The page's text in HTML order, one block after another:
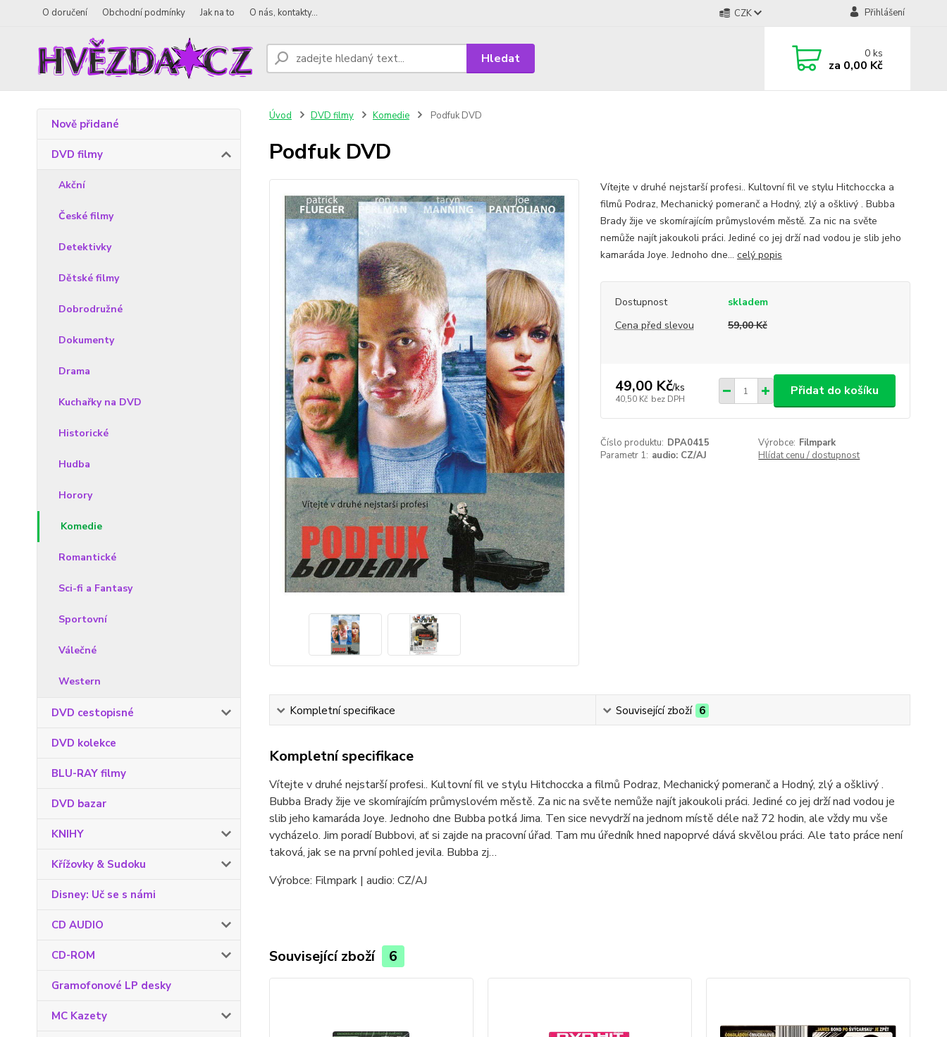
O doručení Obchodní podmínky Jak na to O nás, kontakty... CZK Přihlášení
Hledat 0ks
za 0,00 Kč
Nově přidané
DVD filmy
Akční
České filmy
Detektivky
Dětské filmy
Dobrodružné
Dokumenty
Drama
Kuchařky na DVD
Historické
Hudba
Horory
Komedie
Romantické
Sci-fi a Fantasy
Sportovní
Válečné
Western
DVD cestopisné
DVD kolekce
BLU-RAY filmy
DVD bazar
KNIHY
Křížovky & Sudoku
Disney: Uč se s námi
CD AUDIO
CD-ROM
Gramofonové LP desky
MC Kazety
Úvod DVD filmy Komedie Podfuk DVD
Podfuk DVD
Vítejte v druhé nejstarší profesi.. Kultovní fil ve stylu Hitchoccka a
filmů Podraz, Mechanický pomeranč a Hodný, zlý a ošklivý . Bubba
Brady žije ve skomírajícím průmyslovém městě. Za nic na světe
nemůže najít jakoukoli práci. Jediné co jej drží nad vodou je slib jeho
kamaráda Joye. Jednoho dne... celý popis
Dostupnost
skladem
Cena před slevou
59,00 Kč
49,00 Kč/ks
40,50 Kč bez DPH
Přidat do košíku
Číslo produktu: DPA0415 Výrobce: Filmpark
Parametr 1: audio: CZ/AJ Hlídat cenu / dostupnost
Kompletní specifikace Související zboží 6
Kompletní specifikace
Vítejte v druhé nejstarší profesi.. Kultovní fil ve stylu Hitchoccka a filmů Podraz, Mechanický pomeranč a Hodný, zlý a ošklivý .
Bubba Brady žije ve skomírajícím průmyslovém městě. Za nic na světe nemůže najít jakoukoli práci. Jediné co jej drží nad vodou je
slib jeho kamaráda Joye. Jednoho dne Bubba potká Jima. Ten sice nevydrží na jednom místě déle naž 72 hodin, ale vždy mu vše
vycházelo. Jim poradí Bubbovi, ať si zajde na pracovní úřad. Tam mu úředník hned napoprvé dává skvělou práci. Ale tato práce není
taková, jak se na první pohled jevila. Bubba zj…
Výrobce: Filmpark | audio: CZ/AJ
Související zboží 6